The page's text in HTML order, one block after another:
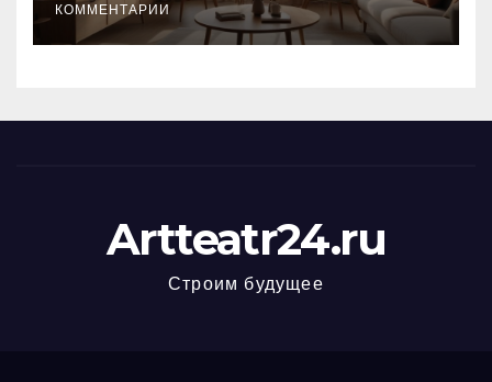
КОММЕНТАРИИ
Artteatr24.ru
Строим будущее